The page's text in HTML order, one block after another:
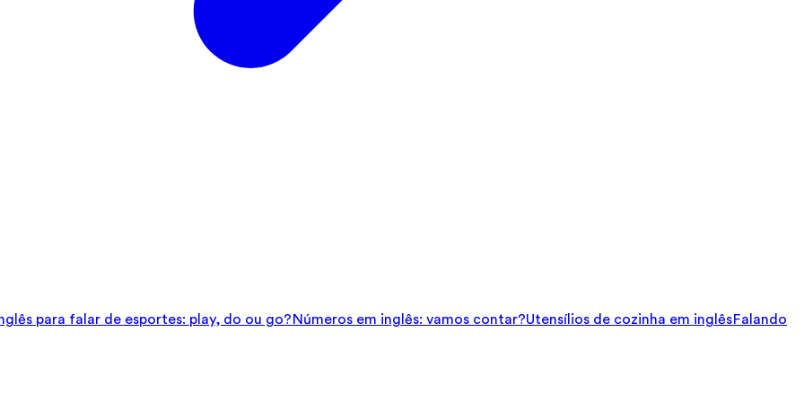
para falar de esportes: play, do ou go?Números em inglês: vamos contar?Utensílios de cozinha em inglêsFalando